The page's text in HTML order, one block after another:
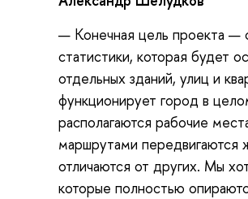
— Конечная цель проекта —
статистики, которая будет
отдельных зданий, улиц и
функционирует город в
располагаются рабочие
маршрутами передвигаются
отличаются от других. Мы
которые полностью